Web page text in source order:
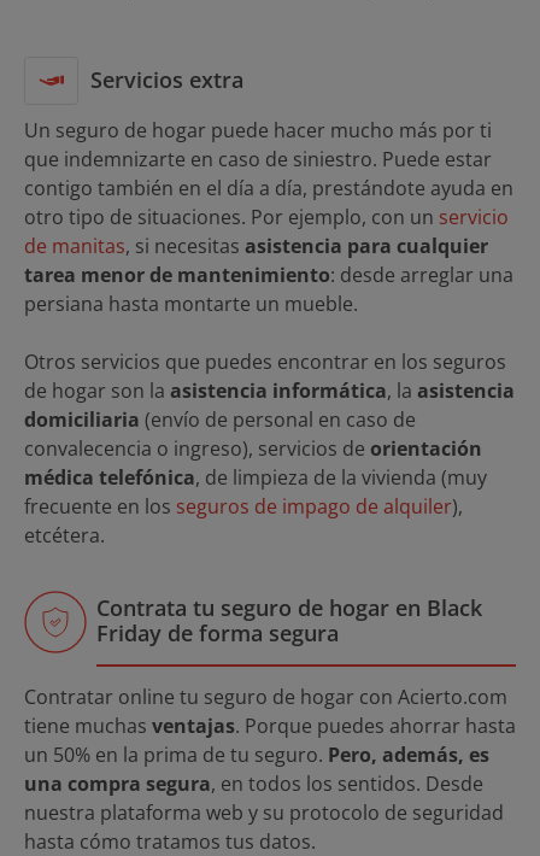
Servicios extra
Un seguro de hogar puede hacer mucho más por ti
que indemnizarte en caso de siniestro. Puede estar
contigo también en el día a día, prestándote ayuda en
otro tipo de situaciones. Por ejemplo, con un servicio
de manitas, si necesitas asistencia para cualquier
tarea menor de mantenimiento: desde arreglar una
persiana hasta montarte un mueble.
Otros servicios que puedes encontrar en los seguros
de hogar son la asistencia informática, la asistencia
domiciliaria (envío de personal en caso de
convalecencia o ingreso), servicios de orientación
médica telefónica, de limpieza de la vivienda (muy
frecuente en los seguros de impago de alquiler),
etcétera.
Contrata tu seguro de hogar en Black
Friday de forma segura
Contratar online tu seguro de hogar con Acierto.com
tiene muchas ventajas. Porque puedes ahorrar hasta
un 50% en la prima de tu seguro. Pero, además, es
una compra segura, en todos los sentidos. Desde
nuestra plataforma web y su protocolo de seguridad
hasta cómo tratamos tus datos.